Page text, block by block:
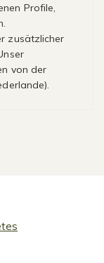
Profile,
zusätzlicher
von der